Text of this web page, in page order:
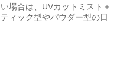
場合は、UVカットミスト＋
ィック型やパウダー型の日